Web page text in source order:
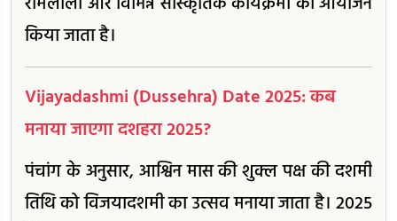
किया जाता है।
Vijayadashmi (Dussehra) Date 2025: कब
मनाया जाएगा दशहरा 2025?
पंचांग के अनुसार, आश्विन मास की शुक्ल पक्ष की दशमी
तिथि को विजयादशमी का उत्सव मनाया जाता है। 2025